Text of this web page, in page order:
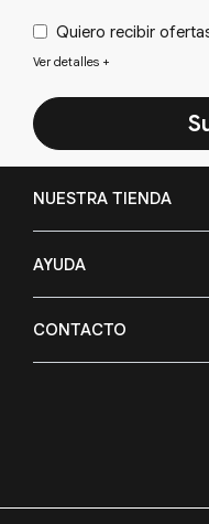
Quiero recibir
Ver detalles +
NUESTRA TIENDA
AYUDA
CONTACTO